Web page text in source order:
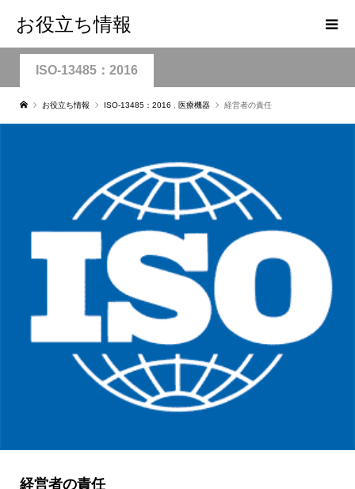
お役立ち情報
ISO-13485：2016
お役立ち情報 ISO-13485：2016 医療機器 経営者の責任
経営者の責任